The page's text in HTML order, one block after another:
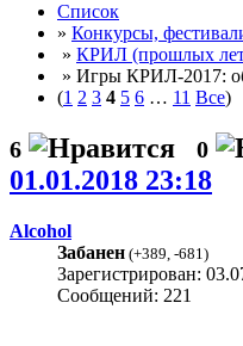
Список
» Конкурсы,
» КРИЛ (прошлых
» Игры КРИЛ-2017:
(1 2 3 4 5 6 … 11 Все)
6 0
01.01.2018 23:18
Alcohol
Забанен (+389 -681 )
Зарегистрирован:
Сообщений: 221